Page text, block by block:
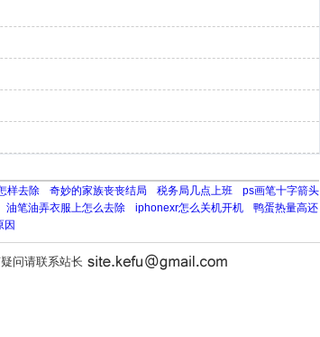
样去除 奇妙的家族丧丧结局 税务局几点上班
ps画笔十字箭头
油笔油弄衣服上怎么去除 iphonexr怎么关机开机
鸭蛋热量高还
因
问请联系站长